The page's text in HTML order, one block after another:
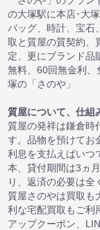
の大塚駅に本店･大
バッグ、時計、宝石
取と質屋の質契約、
定、更にブランド品
無料、60回無金利、
塚の「さのや」
質屋について、仕組
質屋の発祥は鎌倉時
す。品物を預けてお
利息を支払えばいつ
本、貸付期間は3ヵ
り、返済の必要は全
質屋さのやは買取も
利な宅配買取もご利
アップクーポン、